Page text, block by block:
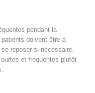
pendant la
doivent être à
reposer si nécessaire.
et fréquentes plutôt